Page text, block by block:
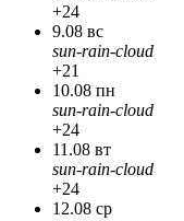
+24
9.08 вс
sun-rain-cloud
+21
10.08 пн
sun-rain-cloud
+24
11.08 вт
sun-rain-cloud
+24
12.08 ср